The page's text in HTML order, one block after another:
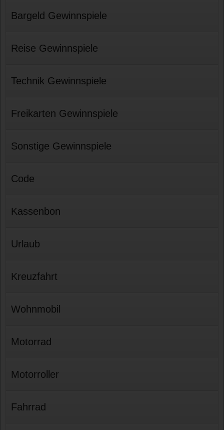
Bargeld Gewinnspiele
Reise Gewinnspiele
Technik Gewinnspiele
Freikarten Gewinnspiele
Sonstige Gewinnspiele
Code
Kassenbon
Urlaub
Kreuzfahrt
Wohnmobil
Motorrad
Motorroller
Fahrrad